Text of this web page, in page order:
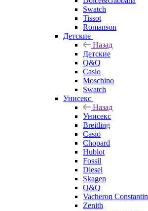
Swatch
Tissot
Romanson
Детские
Назад
Детские
Q&Q
Casio
Moschino
Swatch
Унисекс
Назад
Унисекс
Breitling
Casio
Chopard
Hublot
Fossil
Diesel
Skagen
Q&Q
Vacheron Constantin
Zenith